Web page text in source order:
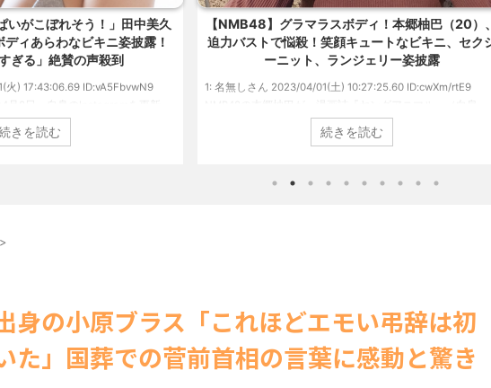
スボディ！本郷柚巴（20）、
顔キュートなビキニ、セクシ
ランジェリー姿披露
土) 10:27:25.60 ID:cwXm/rtE9
画誌『ヤングアニマル』（白泉
グアニマルWeb』のグラビアに初
ボディを武器に、グラビア界を席巻
きを読む
【グラビア】南みゆか：異例続きの高校1年生
「ヤンマガ」表紙に グラビア界が揺れた！！
1: 名無しさん 2022/06/20(月) 06:20:03.89 ID:CAP_USER9
2022年06月20日 「週刊ヤングマガジン」第29号の表紙に登
みゆかさんが、6月20日発売のマンガ誌「週刊ヤングマガジ
ン」（講談社）第29号の表紙に登場した。 南さんは2005年
続きを読む
>
身の小原ブラス「これほどエモい弔辞は初
た」国葬での菅前首相の言葉に感動と驚き